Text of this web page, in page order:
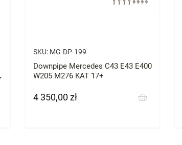
SKU: MG-DP-199
Downpipe Mercedes C43 E43 E400
W205 M276 KAT 17+
Cena
4 350,00 zł